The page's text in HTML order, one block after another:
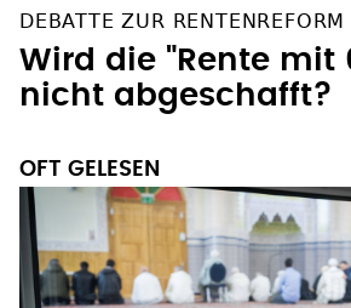
DEBATTE ZUR RENTENREFORM
Wird die "Rente mit
nicht abgeschafft?
OFT GELESEN